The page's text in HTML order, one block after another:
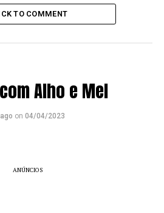
TO COMMENT
Alho e Mel
on 04/04/2023
ANÚNCIOS